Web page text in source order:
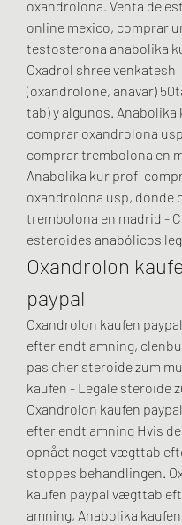
oxandrolona. Venta de
online mexico, comprar
testosterona anabolika
Oxadrol shree venkatesh
(oxandrolone, anavar)
tab) y algunos. Anabolika
comprar oxandrolona
comprar trembolona en
Anabolika kur profi
oxandrolona usp, donde
trembolona en madrid -
esteroides anabólicos
Oxandrolon
paypal
Oxandrolon kaufen
efter endt amning,
pas cher steroide zum
kaufen - Legale steroide
Oxandrolon kaufen
efter endt amning Hvis
opnået noget vægttab
stoppes behandlingen.
kaufen paypal vægttab
amning, Anabolika